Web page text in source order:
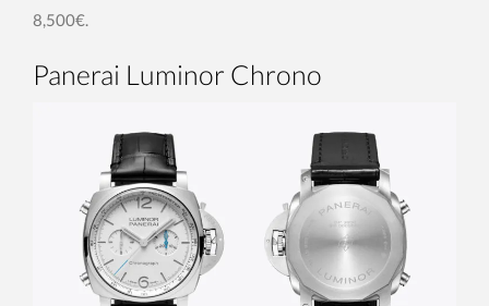
8,500€.
Panerai Luminor Chrono